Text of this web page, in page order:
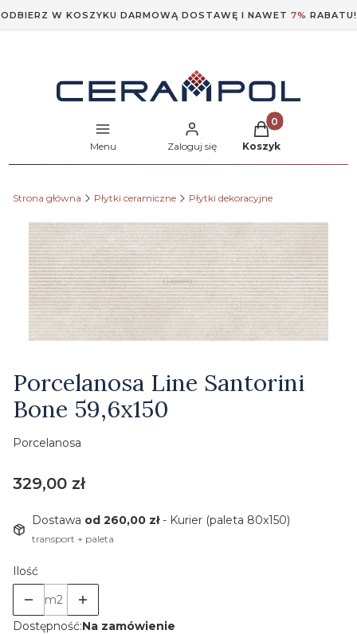
ODBIERZ W KOSZYKU DARMOWĄ DOSTAWĘ I NAWET 7% RABATU!
Menu Zaloguj się
Produkty w
Koszyk
Strona główna Płytki ceramiczne Płytki dekoracyjne
Porcelanosa Line Santorini
Bone 59,6x150
Porcelanosa
Cena
329,00 zł
Dostawa od 260,00 zł- Kurier (paleta 80x150)
transport + paleta
Ilość
m2
Dostępność:Na zamówienie